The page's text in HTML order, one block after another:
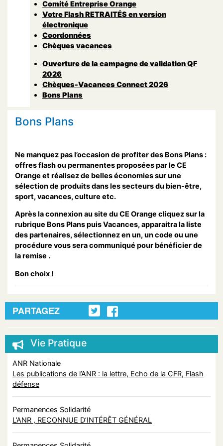
Comité Entreprise Orange
Votre Flash RETRAITÉS en version
électronique
Coordonnées
Chèques vacances
Ouverture de la campagne de validation QF
2026
Chèques-Vacances Connect 2026
Bons Plans
Bons Plans
Ne manquez pas l’occasion de profiter des Bons Plans :
offres flash ou permanentes proposées par le CE
Orange et réalisez de belles économies sur une
sélection de produits dans les secteurs du bien-être,
sport, vacances, culture etc.
Après la connexion au site du CE Orange cliquez sur la
rubrique Bons Plans puis Vacances, apparaitra la liste
des partenaires, sélectionnez en un, un code ou une
procédure vous sera communiqué pour bénéficier de
la remise .
Bon choix !
PARTAGEZ
Vie Pratique
ANR Nationale
Les publications de l’ANR : la lettre, Echo de la CFR, Flash
défense
Permanences Solidarité
L’ANR , RECONNUE D’INTÉRÊT GÉNÉRAL